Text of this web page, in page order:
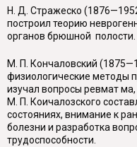
Н. Д. Стражеско
построил теорию
opганов брюшной полости.
М. П. Кончаловский
физиологические методы
изучал вопросы ревмат
М. П. Коичалозского
состояниях, внимание к
болезни и разработка
трудоспособности.